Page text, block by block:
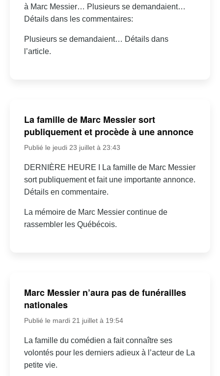
à Marc Messier… Plusieurs se demandaient…
Détails dans les commentaires:
Plusieurs se demandaient… Détails dans
l’article.
La famille de Marc Messier sort
publiquement et procède à une annonce
Publié le jeudi 23 juillet à 23:43
DERNIÈRE HEURE I La famille de Marc Messier
sort publiquement et fait une importante annonce.
Détails en commentaire.
La mémoire de Marc Messier continue de
rassembler les Québécois.
Marc Messier n’aura pas de funérailles
nationales
Publié le mardi 21 juillet à 19:54
La famille du comédien a fait connaître ses
volontés pour les derniers adieux à l’acteur de La
petite vie.